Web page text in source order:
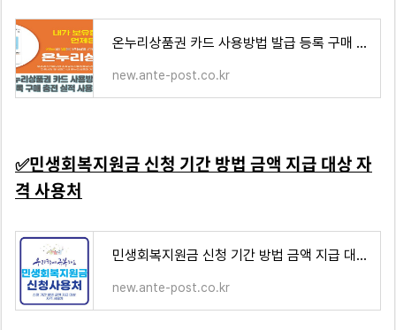
온누리상품권 카드 사용방법 발급 등록 구매 충전 실적 사용처 결제
new.ante-post.co.kr
✅민생회복지원금 신청 기간 방법 금액 지급 대상 자
격 사용처
민생회복지원금 신청 기간 방법 금액 지급 대상 자격 사용처
new.ante-post.co.kr